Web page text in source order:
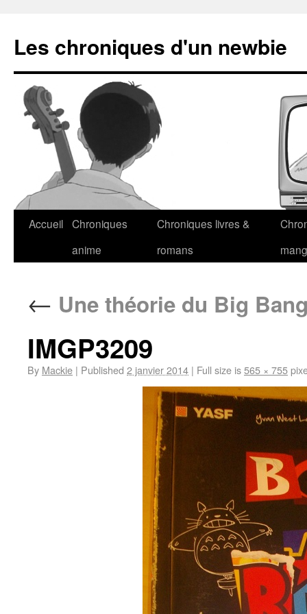
Les chroniques d'un newbie
Accueil Chroniques
anime
Chroniques livres &
romans
← Une théorie du Big
IMGP3209
By Mackie | Published 2 janvier 2014 | Full size is565 × 755